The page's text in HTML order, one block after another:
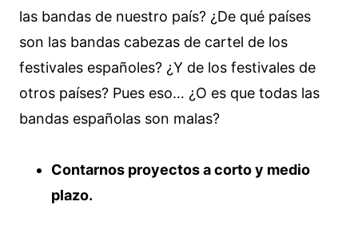
las bandas de nuestro país? ¿De qué países
son las bandas cabezas de cartel de los
festivales españoles? ¿Y de los festivales de
otros países? Pues eso… ¿O es que todas las
bandas españolas son malas?
Contarnos proyectos a corto y medio
plazo.